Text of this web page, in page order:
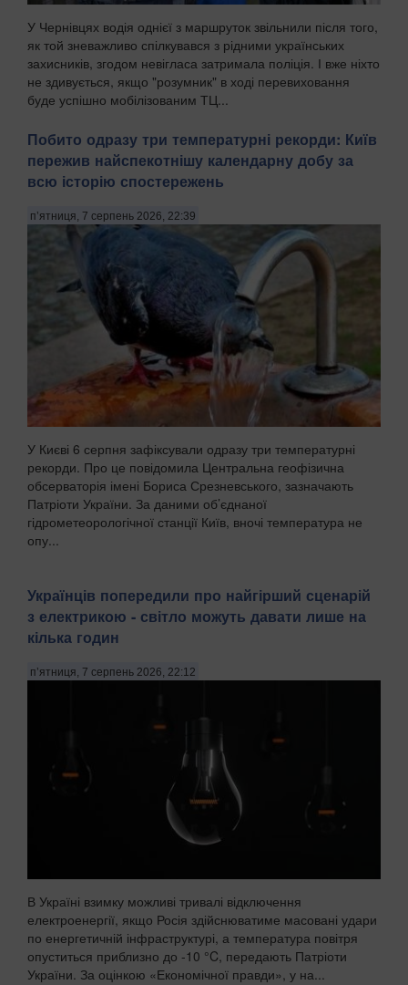
У Чернівцях водія однієї з маршруток звільнили після того,
як той зневажливо спілкувався з рідними українських
захисників, згодом невігласа затримала поліція. І вже ніхто
не здивується, якщо "розумник" в ході перевиховання
буде успішно мобілізованим ТЦ...
Побито одразу три температурні рекорди: Київ
пережив найспекотнішу календарну добу за
всю історію спостережень
п’ятниця, 7 серпень 2026, 22:39
У Києві 6 серпня зафіксували одразу три температурні
рекорди. Про це повідомила Центральна геофізична
обсерваторія імені Бориса Срезневського, зазначають
Патріоти України. За даними об’єднаної
гідрометеорологічної станції Київ, вночі температура не
опу...
Українців попередили про найгірший сценарій
з електрикою - світло можуть давати лише на
кілька годин
п’ятниця, 7 серпень 2026, 22:12
В Україні взимку можливі тривалі відключення
електроенергії, якщо Росія здійснюватиме масовані удари
по енергетичній інфраструктурі, а температура повітря
опуститься приблизно до -10 °C, передають Патріоти
України. За оцінкою «Економічної правди», у на...